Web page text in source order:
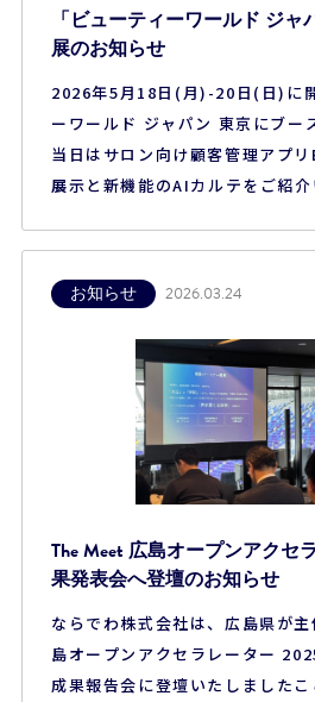
「ビューティーワールド ジ
展のお知らせ
2026年5月18日(月)-20日(日)に
ーワールド ジャパン 東京にブー
当日はサロン向け顧客管理アプ
展示と新機能のAIカルテをご紹
ワールド ジャパン 東京（第28
月18日（月）－20日（水） 【時
終…
お知らせ 2026.03.24
The Meet 広島オープンアクセ
果発表会へ登壇のお知らせ
ならでわ株式会社は、広島県が
島オープンアクセラレーター
成果報告会に登壇いたしました